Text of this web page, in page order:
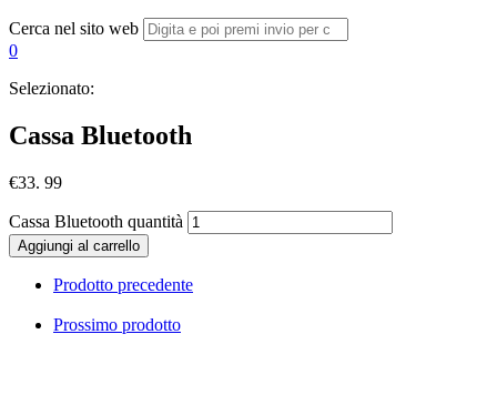
Cerca nel sito web
0
Selezionato:
Cassa Bluetooth
€33. 99
Cassa Bluetooth quantità
Aggiungi al carrello
Prodotto precedente
Prossimo prodotto